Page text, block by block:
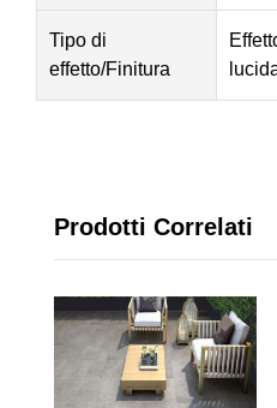
Tipo di
effetto/Finitura
Prodotti Correlati